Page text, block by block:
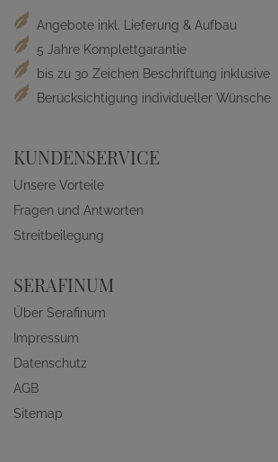
Angebote inkl. Lieferung & Aufbau
5 Jahre Komplettgarantie
bis zu 30 Zeichen Beschriftung inklusive
Berücksichtigung individueller Wünsche
KUNDENSERVICE
Unsere Vorteile
Fragen und Antworten
Streitbeilegung
SERAFINUM
Über Serafinum
Impressum
Datenschutz
AGB
Sitemap